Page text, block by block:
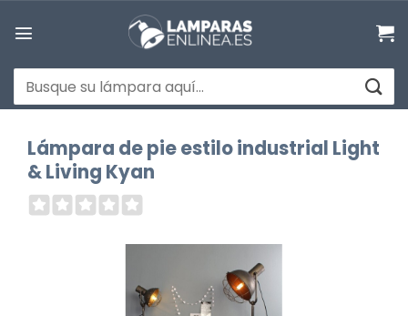
Buscar
por:
Lámpara de pie estilo industrial Light
& Living Kyan